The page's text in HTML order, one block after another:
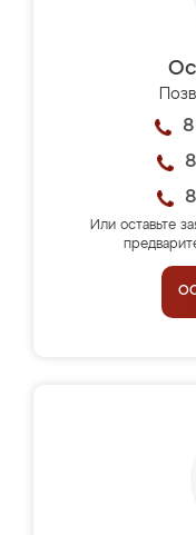
Или оставьте